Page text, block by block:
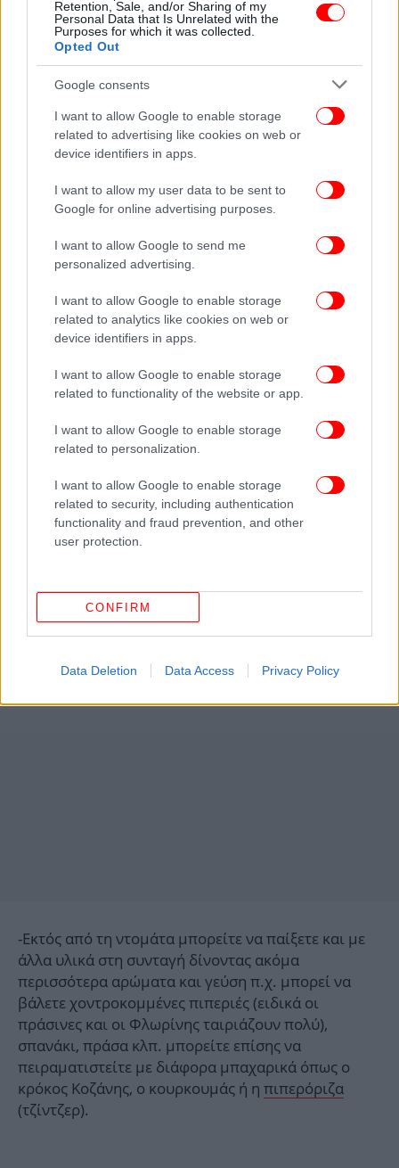
Retention, Sale, and/or Sharing of my
Personal Data that Is Unrelated with the
Purposes for which it was collected.
Opted Out
Google consents
I want to allow Google to enable storage
related to advertising like cookies on web or
device identifiers in apps.
I want to allow my user data to be sent to
Google for online advertising purposes.
I want to allow Google to send me
personalized advertising.
I want to allow Google to enable storage
related to analytics like cookies on web or
device identifiers in apps.
I want to allow Google to enable storage
related to functionality of the website or app.
I want to allow Google to enable storage
related to personalization.
I want to allow Google to enable storage
related to security, including authentication
functionality and fraud prevention, and other
user protection.
CONFIRM
Data Deletion Data Access Privacy Policy
αρχή». Μπορείτε να ετοιμάσετε μια λευκή, ωραία
χυλωμένη σούπα και όση περισσέψει να την
ξαναζεστάνετε λίγο προσθέτοντας 1 κ.σ. πελτέ
ντομάταςή μια κονσέρβα ντοματάκια κονκασέ (ή
και τα δύο, αν θέλετε πιο έντονη τη γεύση της
ντομάτας στο φαγητό). Σε κάθε περίπτωση, αυτά τα
δύο υλικά και η βασική συνταγή που σας δίνουμε
-Απολαύστε τη φασολάδα, λευκή ή κόκκινη, με
αλίπαστα όπως ρέγκα, λακέρδα κ.ο.κ. που της πάνε
τέλεια.
-Εκτός από τη ντομάτα μπορείτε να παίξετε και με
άλλα υλικά στη συνταγή δίνοντας ακόμα
περισσότερα αρώματα και γεύση π.χ. μπορεί να
βάλετε χοντροκομμένες πιπεριές (ειδικά οι
πράσινες και οι Φλωρίνης ταιριάζουν πολύ),
σπανάκι, πράσα κλπ. μπορείτε επίσης να
πειραματιστείτε με διάφορα μπαχαρικά όπως ο
κρόκος Κοζάνης, ο κουρκουμάς ή η πιπερόριζα
(τζίντζερ).